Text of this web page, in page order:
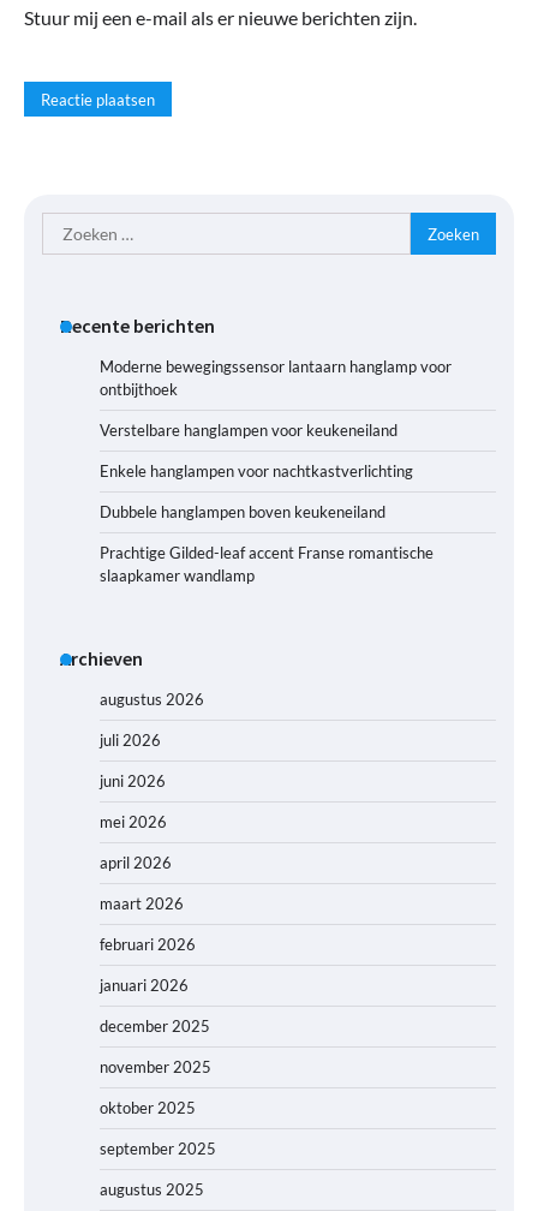
Stuur mij een e-mail als er nieuwe berichten zijn.
Zoeken
naar:
Recente berichten
Moderne bewegingssensor lantaarn hanglamp voor
ontbijthoek
Verstelbare hanglampen voor keukeneiland
Enkele hanglampen voor nachtkastverlichting
Dubbele hanglampen boven keukeneiland
Prachtige Gilded-leaf accent Franse romantische
slaapkamer wandlamp
Archieven
augustus 2026
juli 2026
juni 2026
mei 2026
april 2026
maart 2026
februari 2026
januari 2026
december 2025
november 2025
oktober 2025
september 2025
augustus 2025